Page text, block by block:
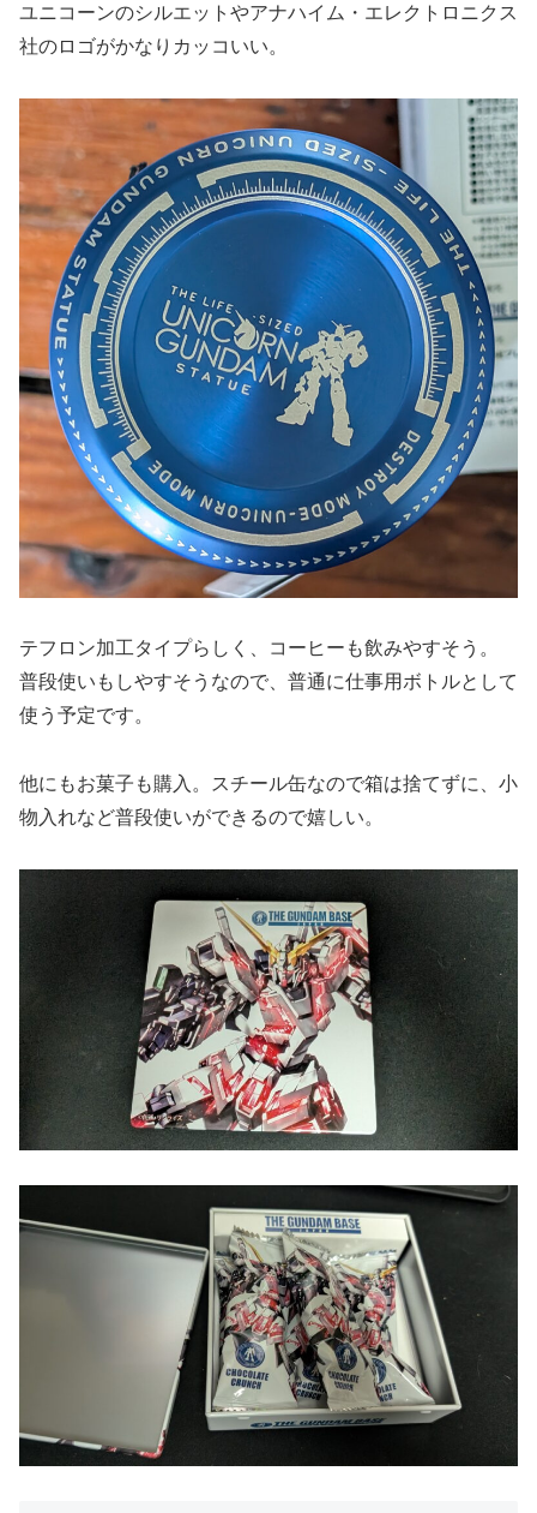
ユニコーンのシルエットやアナハイム・エレクトロニクス
社のロゴがかなりカッコいい。
テフロン加工タイプらしく、コーヒーも飲みやすそう。
普段使いもしやすそうなので、普通に仕事用ボトルとして
使う予定です。
他にもお菓子も購入。スチール缶なので箱は捨てずに、小
物入れなど普段使いができるので嬉しい。